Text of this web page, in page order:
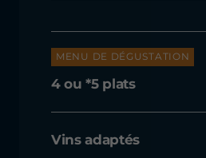
MENU DE DÉGUSTATION
4 ou *5 plats
Vins adaptés